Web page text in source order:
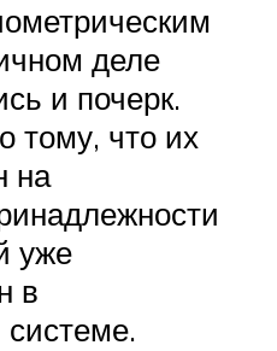
деле
и почерк.
тому, что их
на
уже
в